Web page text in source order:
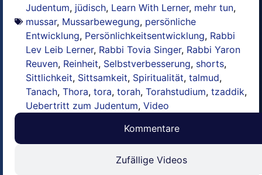
Judentum, jüdisch, Learn With Lerner, mehr tun,
mussar, Mussarbewegung, persönliche
Entwicklung, Persönlichkeitsentwicklung, Rabbi
Lev Leib Lerner, Rabbi Tovia Singer, Rabbi Yaron
Reuven, Reinheit, Selbstverbesserung, shorts,
Sittlichkeit, Sittsamkeit, Spiritualität, talmud,
Tanach, Thora, tora, torah, Torahstudium, tzaddik,
Uebertritt zum Judentum, Video
Kommentare
Zufällige Videos